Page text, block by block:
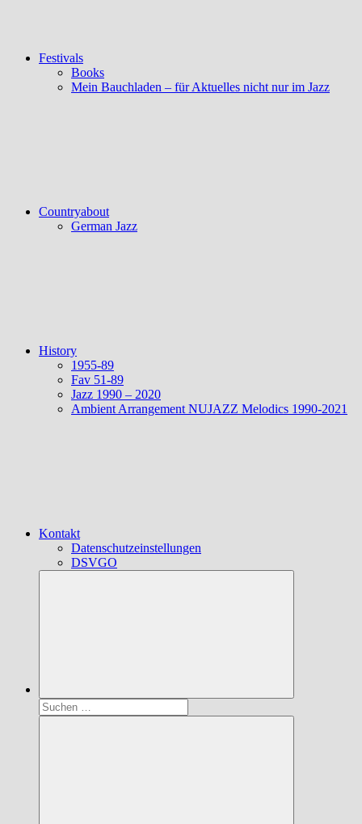
Festivals
Books
Mein Bauchladen – für Aktuelles nicht nur im Jazz
Countryabout
German Jazz
History
1955-89
Fav 51-89
Jazz 1990 – 2020
Ambient Arrangement NUJAZZ Melodics 1990-2021
Kontakt
Datenschutzeinstellungen
DSVGO
Suchen
nach: